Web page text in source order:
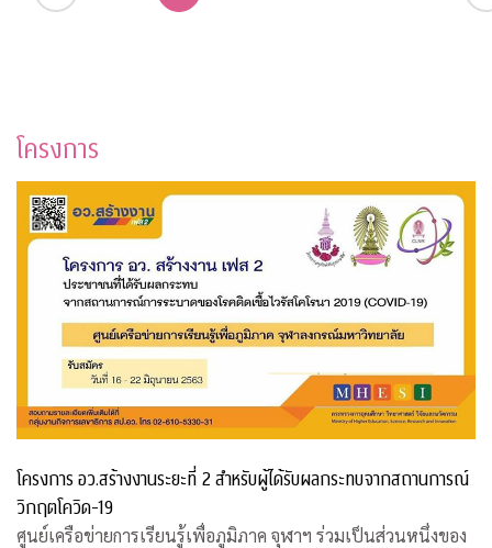
โครงการ
โครงการ อว.สร้างงานระยะที่ 2 สำหรับผู้ได้รับผลกระทบจากสถานการณ์
วิกฤตโควิด-19
ศูนย์เครือข่ายการเรียนรู้เพื่อภูมิภาค จุฬาฯ ร่วมเป็นส่วนหนึ่งของ